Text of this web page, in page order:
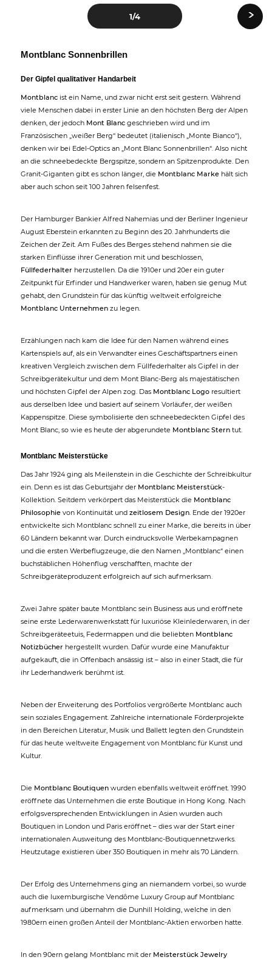
1/4 ›
Montblanc Sonnenbrillen
Der Gipfel qualitativer Handarbeit
Montblanc ist ein Name, und zwar nicht erst seit gestern. Während
viele Menschen dabei in erster Linie an den höchsten Berg der Alpen
denken, der jedoch Mont Blanc geschrieben wird und im
Französischen „weißer Berg“ bedeutet (italienisch „Monte Bianco“),
denken wir bei Edel-Optics an „Mont Blanc Sonnenbrillen“. Also nicht
an die schneebedeckte Bergspitze, sondern an Spitzenprodukte. Den
Granit-Giganten gibt es schon länger, die Montblanc Marke hält sich
aber auch schon seit 100 Jahren felsenfest.
Der Hamburger Bankier Alfred Nahemias und der Berliner Ingenieur
August Eberstein erkannten zu Beginn des 20. Jahrhunderts die
Zeichen der Zeit. Am Fußes des Berges stehend nahmen sie die
starken Einflüsse ihrer Generation mit und beschlossen,
Füllfederhalter herzustellen. Da die 1910er und 20er ein guter
Zeitpunkt für Erfinder und Handwerker waren, haben sie genug Mut
gehabt, den Grundstein für das künftig weltweit erfolgreiche
Montblanc Unternehmen zu legen.
Erzählungen nach kam die Idee für den Namen während eines
Kartenspiels auf, als ein Verwandter eines Geschäftspartners einen
kreativen Vergleich zwischen dem Füllfederhalter als Gipfel in der
Schreibgerätekultur und dem Mont Blanc-Berg als majestätischen
und höchsten Gipfel der Alpen zog. Das Montblanc Logo resultiert
aus derselben Idee und basiert auf seinem Vorläufer, der weißen
Kappenspitze. Diese symbolisierte den schneebedeckten Gipfel des
Mont Blanc, so wie es heute der abgerundete Montblanc Stern tut.
Montblanc Meisterstücke
Das Jahr 1924 ging als Meilenstein in die Geschichte der Schreibkultur
ein. Denn es ist das Geburtsjahr der Montblanc Meisterstück-
Kollektion. Seitdem verkörpert das Meisterstück die Montblanc
Philosophie von Kontinuität und zeitlosem Design. Ende der 1920er
entwickelte sich Montblanc schnell zu einer Marke, die bereits in über
60 Ländern bekannt war. Durch eindrucksvolle Werbekampagnen
und die ersten Werbeflugzeuge, die den Namen „Montblanc“ einen
buchstäblichen Höhenflug verschafften, machte der
Schreibgeräteproduzent erfolgreich auf sich aufmerksam.
Zwei Jahre später baute Montblanc sein Business aus und eröffnete
seine erste Lederwarenwerkstatt für luxuriöse Kleinlederwaren, in der
Schreibgeräteetuis, Federmappen und die beliebten Montblanc
Notizbücher hergestellt wurden. Dafür wurde eine Manufaktur
aufgekauft, die in Offenbach ansässig ist – also in einer Stadt, die für
ihr Lederhandwerk berühmt ist.
Neben der Erweiterung des Portfolios vergrößerte Montblanc auch
sein soziales Engagement. Zahlreiche internationale Förderprojekte
in den Bereichen Literatur, Musik und Ballett legten den Grundstein
für das heute weltweite Engagement von Montblanc für Kunst und
Kultur.
Die Montblanc Boutiquen wurden ebenfalls weltweit eröffnet. 1990
eröffnete das Unternehmen die erste Boutique in Hong Kong. Nach
erfolgsversprechenden Entwicklungen in Asien wurden auch
Boutiquen in London und Paris eröffnet – dies war der Start einer
internationalen Ausweitung des Montblanc-Boutiquennetzwerks.
Heutzutage existieren über 350 Boutiquen in mehr als 70 Ländern.
Der Erfolg des Unternehmens ging an niemandem vorbei, so wurde
auch die luxemburgische Vendôme Luxury Group auf Montblanc
aufmerksam und übernahm die Dunhill Holding, welche in den
1980ern einen großen Anteil der Montblanc-Aktien erworben hatte.
In den 90ern gelang Montblanc mit der Meisterstück Jewelry